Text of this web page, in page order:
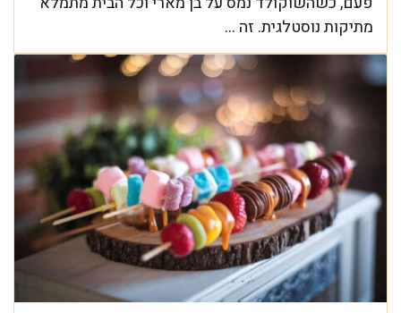
מתיקות נוסטלגית. זה ...